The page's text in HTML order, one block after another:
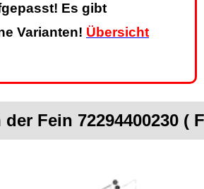
Es gibt
Varianten! Übersicht
Fein 72294400230 (